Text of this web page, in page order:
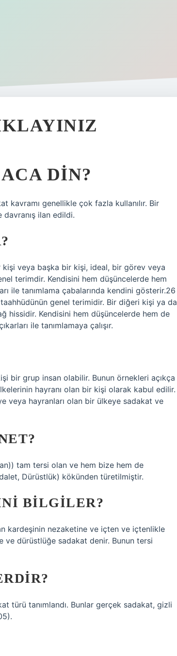
DIN?
kavramı genellikle çok fazla kullanılır. Bir
ilan edildi.
kişi veya başka bir kişi, ideal, bir görev veya
terimdir. Kendisini hem düşüncelerde hem
ile tanımlama çabalarında kendini gösterir.26
genel terimidir. Bir diğeri kişi ya da
hissidir. Kendisini hem düşüncelerde hem de
ile tanımlamaya çalışır.
bir grup insan olabilir. Bunun örnekleri açıkça
hayranı olan bir kişi olarak kabul edilir.
veya hayranları olan bir ülkeye sadakat ve
tam tersi olan ve hem bize hem de
Dürüstlük) kökünden türetilmiştir.
BILGILER?
kardeşinin nezaketine ve içten ve içtenlikle
ve dürüstlüğe sadakat denir. Bunun tersi
türü tanımlandı. Bunlar gerçek sadakat, gizli